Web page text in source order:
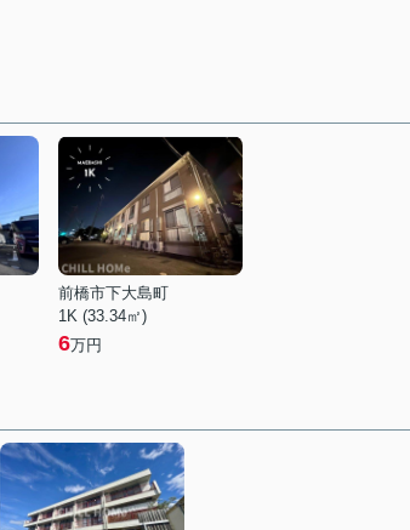
前橋市下大島町
1K (33.34㎡)
6万円